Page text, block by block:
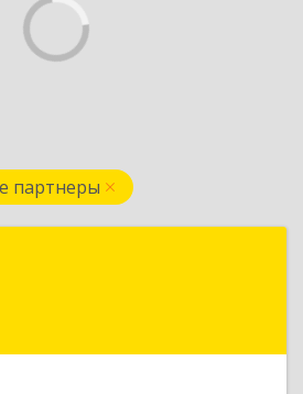
партнеры
обл, Алапаевск г, Ленина